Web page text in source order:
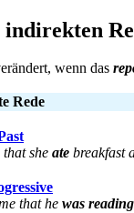
wenn das
Rede
that she ate breakfast
that he was reading